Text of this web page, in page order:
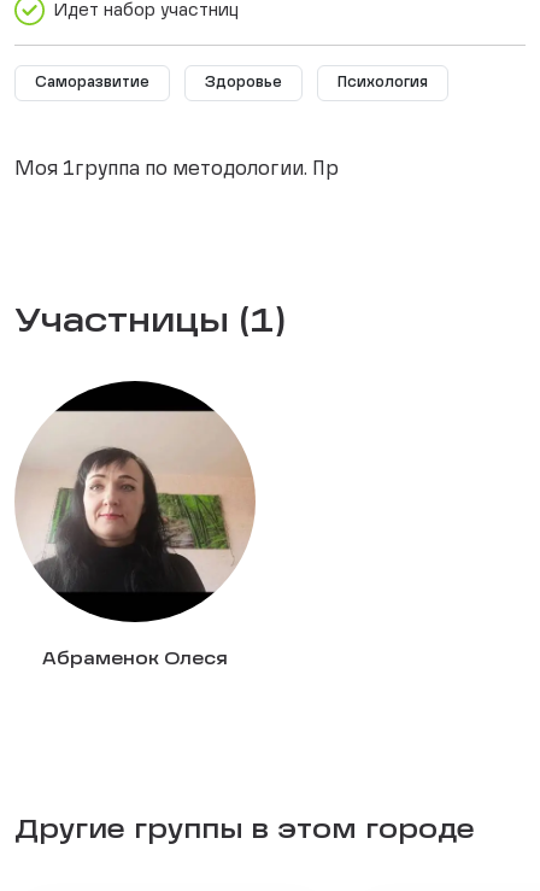
Идет набор участниц
Саморазвитие Здоровье Психология
Моя 1группа по методологии. Пр
Участницы (1)
Абраменок Олеся
Другие группы в этом городе